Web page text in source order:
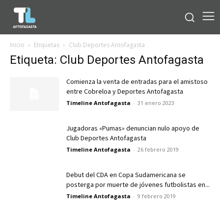
Inicio Etiquetas Club Deportes Antofagasta
Etiqueta: Club Deportes Antofagasta
Comienza la venta de entradas para el amistoso
entre Cobreloa y Deportes Antofagasta
Timeline Antofagasta - 31 enero 2023
Jugadoras «Pumas» denuncian nulo apoyo de
Club Deportes Antofagasta
Timeline Antofagasta - 26 febrero 2019
Debut del CDA en Copa Sudamericana se
posterga por muerte de jóvenes futbolistas en...
Timeline Antofagasta - 9 febrero 2019